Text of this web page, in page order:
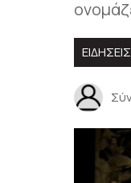
ΕΙΔΗΣΕΙΣ